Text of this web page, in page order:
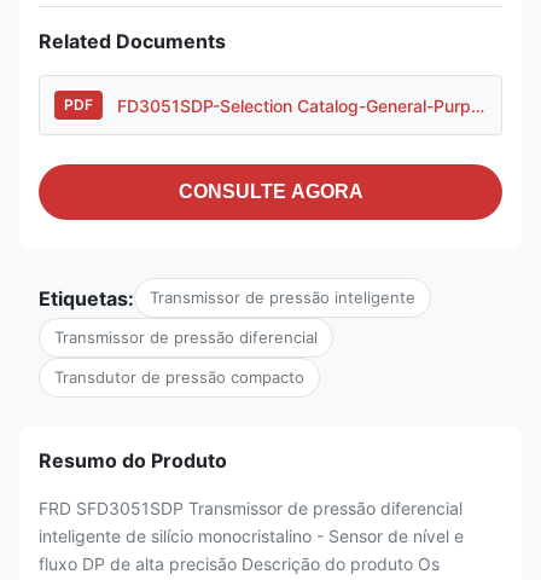
Related Documents
PDF FD3051SDP-Selection Catalog-General-Purpose Housing..pdf
CONSULTE AGORA
Etiquetas: Transmissor de pressão inteligente
Transmissor de pressão diferencial
Transdutor de pressão compacto
Resumo do Produto
FRD SFD3051SDP Transmissor de pressão diferencial
inteligente de silício monocristalino - Sensor de nível e
fluxo DP de alta precisão Descrição do produto Os